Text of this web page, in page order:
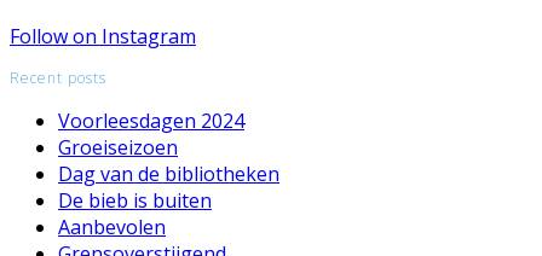
Follow on Instagram
Recent posts
Voorleesdagen 2024
Groeiseizoen
Dag van de bibliotheken
De bieb is buiten
Aanbevolen